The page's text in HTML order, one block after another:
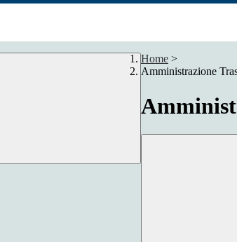
Home >
Amministrazione